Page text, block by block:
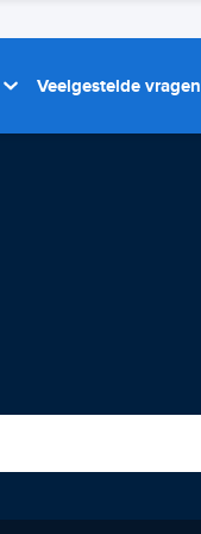
Veelgestelde vragen